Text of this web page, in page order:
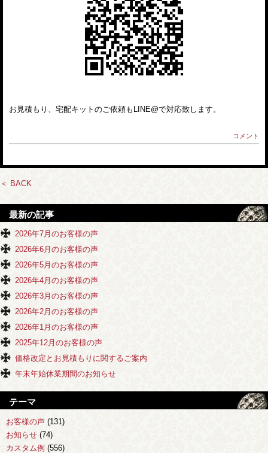
お見積もり、宅配キットのご依頼もLINE@で対応致します。
コメント
＜ BACK
最新の記事
2026年7月のお客様の声
2026年6月のお客様の声
2026年5月のお客様の声
2026年4月のお客様の声
2026年3月のお客様の声
2026年2月のお客様の声
2026年1月のお客様の声
2025年12月のお客様の声
価格改定とお見積もりに関するご案内
年末年始休業期間のお知らせ
テーマ
お客様の声 (131)
お知らせ (74)
カスタム例 (556)